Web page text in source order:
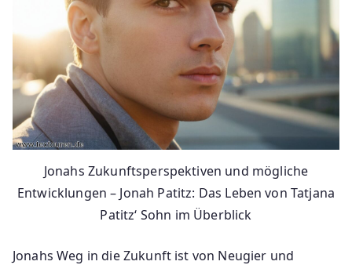
Jonahs Zukunftsperspektiven und mögliche
Entwicklungen – Jonah Patitz: Das Leben von Tatjana
Patitz‘ Sohn im Überblick
Jonahs Weg in die Zukunft ist von Neugier und